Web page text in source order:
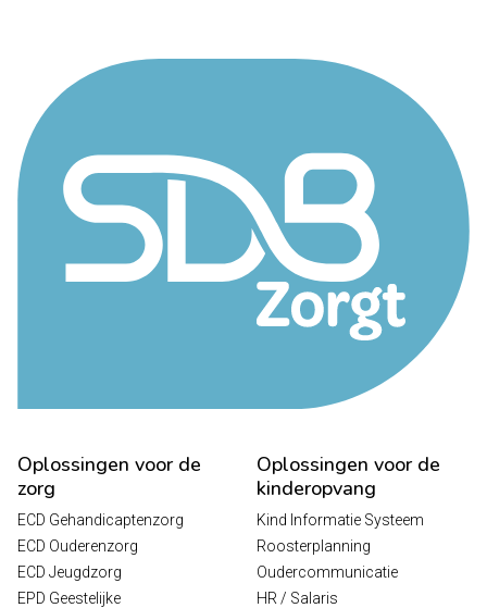
Oplossingen voor de
zorg
ECD Gehandicaptenzorg
ECD Ouderenzorg
ECD Jeugdzorg
EPD Geestelijke
Oplossingen voor de
kinderopvang
Kind Informatie Systeem
Roosterplanning
Oudercommunicatie
HR / Salaris